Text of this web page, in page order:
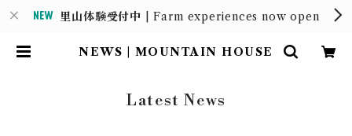
里山体験受付中 | Farm experiences now open
NEWS | MOUNTAIN HOUSE
Latest News